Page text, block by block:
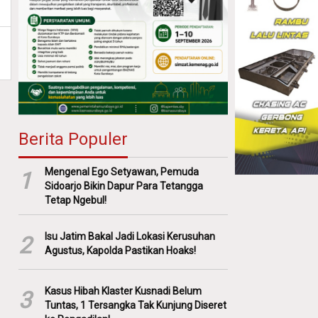
Berita Populer
1
Mengenal Ego Setyawan, Pemuda
Sidoarjo Bikin Dapur Para Tetangga
Tetap Ngebul!
2
Isu Jatim Bakal Jadi Lokasi Kerusuhan
Agustus, Kapolda Pastikan Hoaks!
3
Kasus Hibah Klaster Kusnadi Belum
Tuntas, 1 Tersangka Tak Kunjung Diseret